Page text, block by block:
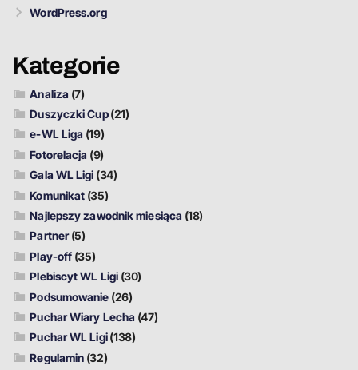
WordPress.org
Kategorie
Analiza (7)
Duszyczki Cup(21)
e-WL Liga (19)
Fotorelacja (9)
Gala WL Ligi (34)
Komunikat (35)
Najlepszy zawodnik miesiąca (18)
Partner(5)
Play-off (35)
Plebiscyt WL Ligi (30)
Podsumowanie (26)
Puchar Wiary Lecha (47)
Puchar WL Ligi(138)
Regulamin (32)